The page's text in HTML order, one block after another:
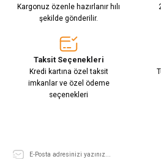
Kargonuz özenle hazırlanır hılı
şekilde gönderilir.
Taksit Seçenekleri
Kredi kartına özel taksit
imkanlar ve özel ödeme
seçenekleri